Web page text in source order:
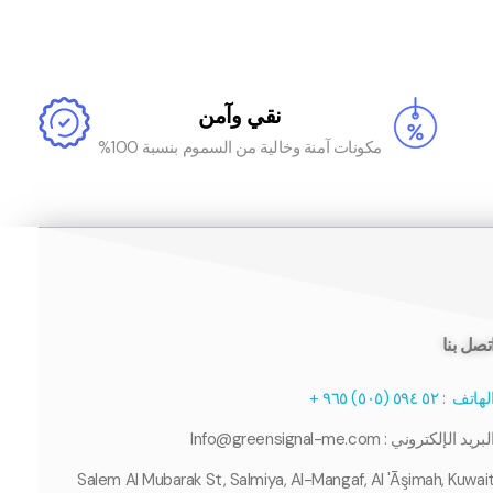
نقي وآمن
مكونات آمنة وخالية من السموم بنسبة 100%
اتصل بنا
الهاتف :٥٢ ٥۹٤ ( ٥ ۰٥ ) ۹٦٥
+
البريد الإلكتروني : Info@greensignal-me.com
Salem Al Mubarak St, Salmiya, Al-Mangaf, Al 'Āşimah, Kuwait